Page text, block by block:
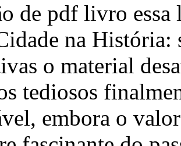
de pdf livro
na História:
o material
tediosos
embora o